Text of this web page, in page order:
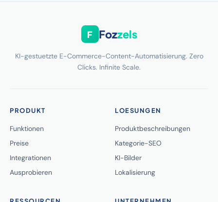
F Fozzels
KI-gestuetzte E-Commerce-Content-Automatisierung. Zero
Clicks. Infinite Scale.
PRODUKT
Funktionen
Preise
Integrationen
Ausprobieren
LOESUNGEN
Produktbeschreibungen
Kategorie-SEO
KI-Bilder
Lokalisierung